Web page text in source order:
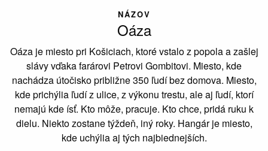
NÁZOV
Oáza
Oáza je miesto pri Košiciach, ktoré vstalo z popola a zašlej
slávy vďaka farárovi Petrovi Gombitovi. Miesto, kde
nachádza útočisko približne 350 ľudí bez domova. Miesto,
kde prichýlia ľudí z ulice, z výkonu trestu, ale aj ľudí, ktorí
nemajú kde ísť. Kto môže, pracuje. Kto chce, pridá ruku k
dielu. Niekto zostane týždeň, iný roky. Hangár je miesto,
kde uchýlia aj tých najbiednejších.